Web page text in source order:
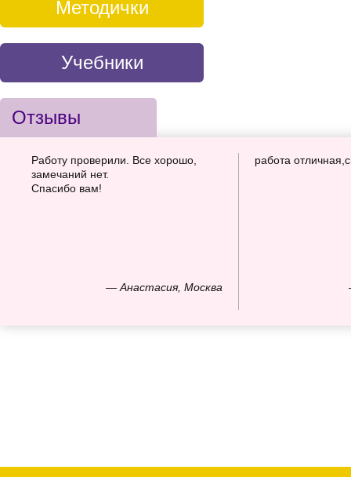
Методички
Учебники
Отзывы
— Анастасия, Москва
Работу проверили. Все хорошо,
замечаний нет.
Спасибо вам!
работа